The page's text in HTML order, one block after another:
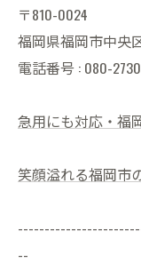
〒810-0024
福岡県福岡市中央
電話番号 : 080-
急用にも対応・福
笑顔溢れる福岡市
--